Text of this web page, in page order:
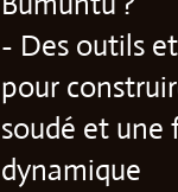
- Des outils
pour
soudé et une
dynamique